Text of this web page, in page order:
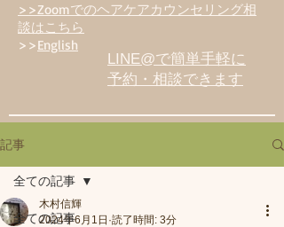
>>Zoomでのヘアケアカウンセリング相
談はこちら
>>English
LINE@で簡単手軽に
予約・相談できます
記事
全ての記事
全ての記事
木村信輝
2024年6月1日 読了時間: 3分